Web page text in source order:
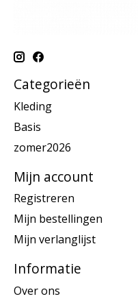
Categorieën
Kleding
Basis
zomer2026
Mijn account
Registreren
Mijn bestellingen
Mijn verlanglijst
Informatie
Over ons